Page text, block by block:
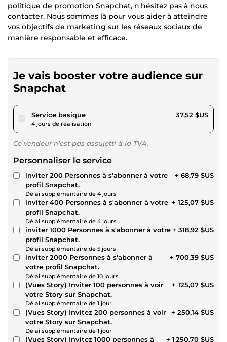
politique de promotion Snapchat, n'hésitez pas à nous
contacter. Nous sommes là pour vous aider à atteindre
vos objectifs de marketing sur les réseaux sociaux de
manière responsable et efficace.
Je vais booster votre audience sur
Snapchat
Service basiquepour 34,58 $US
4 jours de réalisation
37,52 $US
Ce vendeur n’est pas assujetti à la TVA.
Personnaliser le service
inviter 200 Personnes à s'abonner à votre
profil Snapchat.
Délai supplémentaire de 4 jours
+ 68,79 $US
inviter 400 Personnes à s'abonner à votre
profil Snapchat.
Délai supplémentaire de 4 jours
+ 125,07 $US
inviter 1000 Personnes à s'abonner à votre
profil Snapchat.
Délai supplémentaire de 5 jours
+ 318,92 $US
inviter 2000 Personnes à s'abonner à
votre profil Snapchat.
Délai supplémentaire de 10 jours
+ 700,39 $US
(Vues Story) Inviter 100 personnes à voir
votre Story sur Snapchat.
Délai supplémentaire de 1 jour
+ 125,07 $US
(Vues Story) Invitez 200 personnes à voir
votre Story sur Snapchat.
Délai supplémentaire de 1 jour
+ 250,14 $US
(Vues Story) Invitez 1000 personnes à + 1 250,70 $US